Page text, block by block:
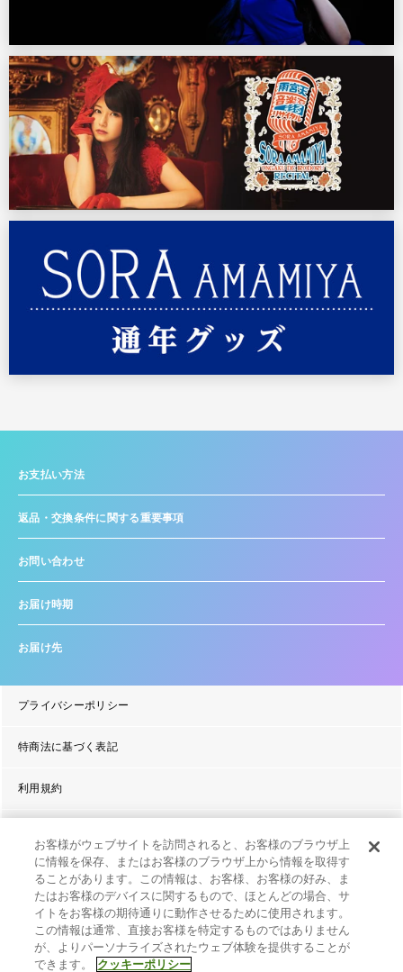
お支払い方法
返品・交換条件に関する重要事項
お問い合わせ
お届け時期
お届け先
プライバシーポリシー
特商法に基づく表記
利用規約
© 2020 MusicRay’n Inc. All Rights Reserved.
お客様がウェブサイトを訪問されると、お客様のブラウザ上
に情報を保存、またはお客様のブラウザ上から情報を取得す
ることがあります。この情報は、お客様、お客様の好み、ま
たはお客様のデバイスに関するもので、ほとんどの場合、サ
イトをお客様の期待通りに動作させるために使用されます。
この情報は通常、直接お客様を特定するものではありません
が、よりパーソナライズされたウェブ体験を提供することが
できます。
クッキーポリシー